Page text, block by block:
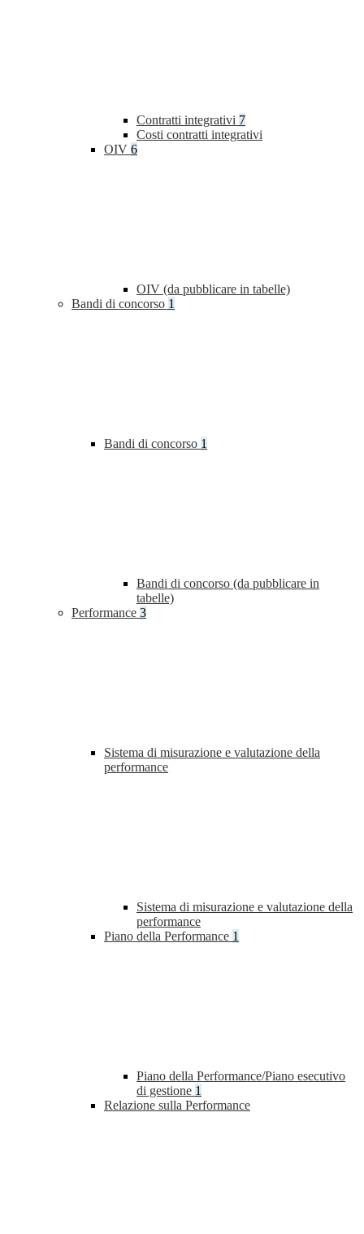
Contratti integrativi 7
Costi contratti integrativi
OIV 6
OIV (da pubblicare in tabelle)
Bandi di concorso 1
Bandi di concorso 1
Bandi di concorso (da pubblicare in
tabelle)
Performance 3
Sistema di misurazione e valutazione della
performance
Sistema di misurazione e valutazione della
performance
Piano della Performance 1
Piano della Performance/Piano esecutivo
di gestione 1
Relazione sulla Performance